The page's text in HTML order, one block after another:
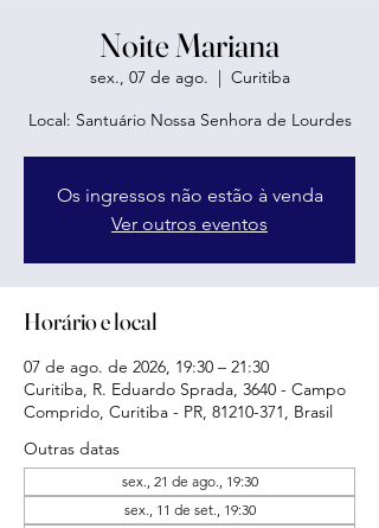
Noite Mariana
sex., 07 de ago.
  |
Curitiba
Local: Santuário Nossa Senhora de Lourdes
Os ingressos não estão à venda
Ver outros eventos
Horário e local
07 de ago. de 2026, 19:30 – 21:30
Curitiba, R. Eduardo Sprada, 3640 - Campo
Comprido, Curitiba - PR, 81210-371, Brasil
Outras datas
sex., 21 de ago., 19:30
sex., 11 de set., 19:30